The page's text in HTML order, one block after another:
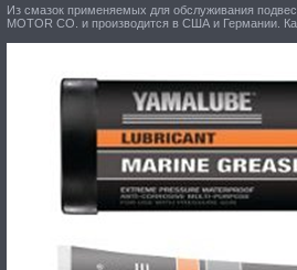
Из смазок применяемых для обслуживания
MOTOR CO. и производится в США и Германии.